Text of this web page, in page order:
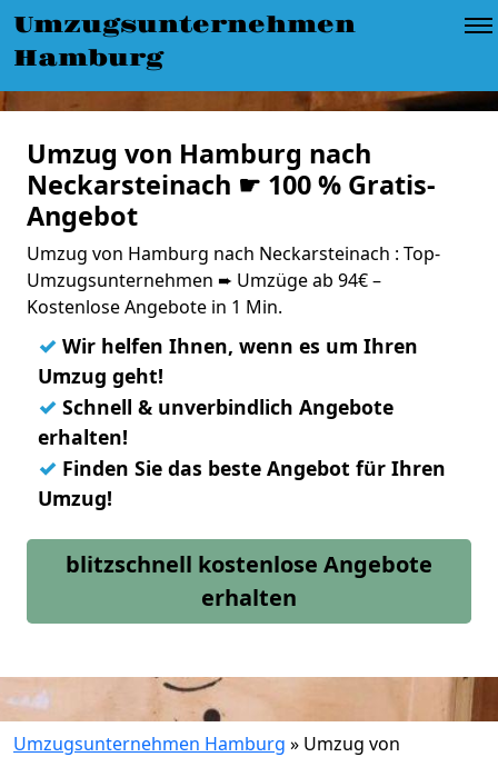
Umzugsunternehmen
Hamburg
Umzug von Hamburg nach
Neckarsteinach ☛ 100 % Gratis-
Angebot
Umzug von Hamburg nach Neckarsteinach : Top-
Umzugsunternehmen ➨ Umzüge ab 94€ –
Kostenlose Angebote in 1 Min.
✓ Wir helfen Ihnen, wenn es um Ihren
Umzug geht!
✓ Schnell & unverbindlich Angebote
erhalten!
✓ Finden Sie das beste Angebot für Ihren
Umzug!
blitzschnell kostenlose Angebote
erhalten
Umzugsunternehmen Hamburg » Umzug von